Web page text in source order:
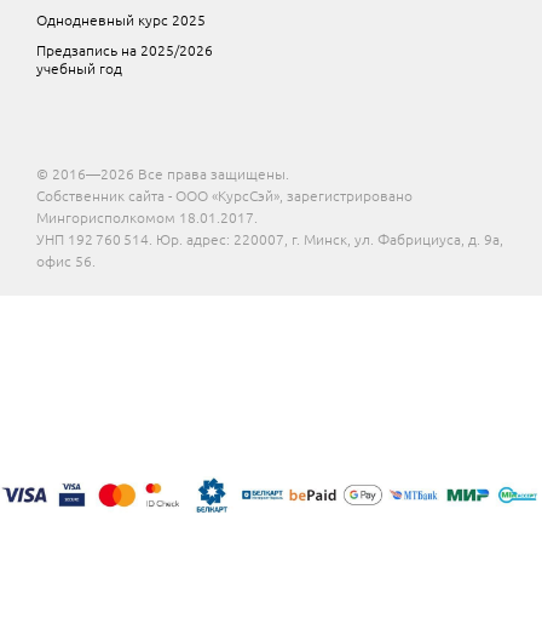
Однодневный курс 2025
Предзапись на 2025/2026
учебный год
© 2016—2026 Все права защищены.
Собственник сайта - ООО «КурсСэй», зарегистрировано
Мингорисполкомом 18.01.2017.
УНП 192 760 514. Юр. адрес: 220007, г. Минск, ул. Фабрициуса, д. 9а,
офис 56.